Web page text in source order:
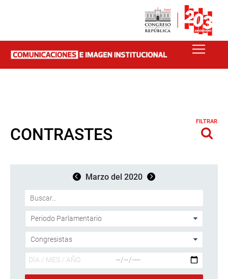
CONTRASTES
FILTRAR
Marzo del 2020